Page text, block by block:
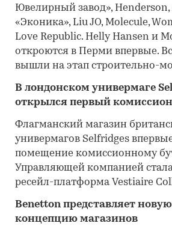
Ювелирный завод», Henderson,
«Эконика», Liu JO, Molecule,
Love Republic. Helly Hansen и
откроются в Перми впервые.
вышли на этап строительно-
В лондонском универмаге
открылся первый
Флагманский магазин
универмагов Selfridges
помещение комиссионному
Управляющей компанией
ресейл-платформа Vestiaire
Benetton представляет
концепцию магазинов